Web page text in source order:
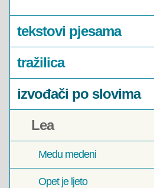
tekstovi pjesama
tražilica
izvođači po slovima
Lea
Medu medeni
Opet je ljeto